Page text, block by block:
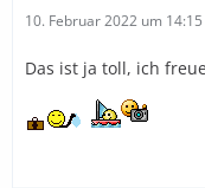
10. Februar 2022 um 14:15
Das ist ja toll, ich